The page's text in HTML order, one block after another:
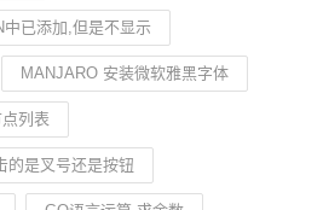
已添加,但是不显示
MANJARO 安装微软雅黑字体
列表
的是叉号还是按钮